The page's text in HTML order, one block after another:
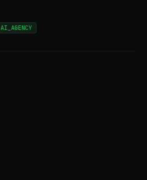
AI_AGENCY